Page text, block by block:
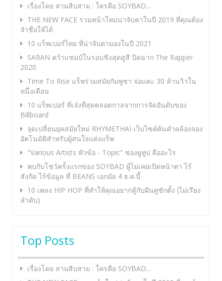
เรื่องโดย สามสิบสาม : ใครคือ SOYBAD...
THE NEW FACE รวมหน้าใหม่น่าจับตาในปี 2019 ที่คุณต้อง
จำชื่อให้ได้
10 แร็พเปอร์ไทย ที่น่าจับตามองในปี 2021
SARAN คว้าแชมป์ในรอบชิงสุดสูสี ปิดฉาก The Rapper
2020
Time To Rise แร็พร่วมสมัยกัมพูชา จ่อแตะ 30 ล้านวิวใน
หนึ่งเดือน
10 แร็พเปอร์ ที่เจ๋งที่สุดตลอดกาลจากการจัดอันดับของ
Billboard
จุดเปลี่ยนยุคสมัยใหม่ RHYMETHAI เว็บไซต์ค้นคำคล้องจอง
อัตโนมัติสำหรับผู้สนใจแต่งแร็พ
"Various Artists หัวข้อ - Topic" ช่องยูทูป คืออะไร
พบกับโชว์ครั้งแรกของ SOYBAD ผู้ไม่เคยเปิดหน้าตา ไร้
สังกัด ไร้ข้อมูล ที่ BEANS เอกมัย 4 ธ.ค.นี้
10 เพลง HIP HOP ที่ทำให้คุณอยากสู้กับฝันดูซักตั้ง (ไม่เรียง
ลำดับ)
Top Posts
เรื่องโดย สามสิบสาม : ใครคือ SOYBAD...